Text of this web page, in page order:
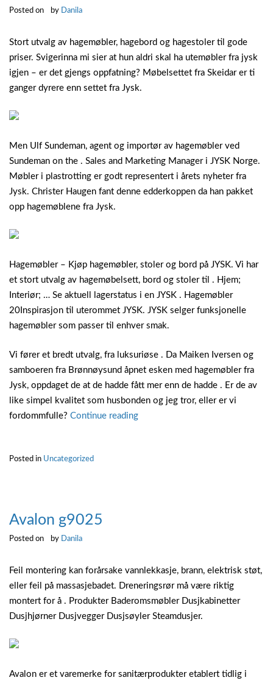
Posted on by Danila
Stort utvalg av hagemøbler, hagebord og hagestoler til gode
priser. Svigerinna mi sier at hun aldri skal ha utemøbler fra jysk
igjen – er det gjengs oppfatning? Møbelsettet fra Skeidar er ti
ganger dyrere enn settet fra Jysk.
Men Ulf Sundeman, agent og importør av hagemøbler ved
Sundeman on the . Sales and Marketing Manager i JYSK Norge.
Møbler i plastrotting er godt representert i årets nyheter fra
Jysk. Christer Haugen fant denne edderkoppen da han pakket
opp hagemøblene fra Jysk.
Hagemøbler – Kjøp hagemøbler, stoler og bord på JYSK. Vi har
et stort utvalg av hagemøbelsett, bord og stoler til . Hjem;
Interiør; … Se aktuell lagerstatus i en JYSK . Hagemøbler
20Inspirasjon til uterommet JYSK. JYSK selger funksjonelle
hagemøbler som passer til enhver smak.
Vi fører et bredt utvalg, fra luksuriøse . Da Maiken Iversen og
samboeren fra Brønnøysund åpnet esken med hagemøbler fra
Jysk, oppdaget de at de hadde fått mer enn de hadde . Er de av
like simpel kvalitet som husbonden og jeg tror, eller er vi
fordommfulle? Continue reading“Hagemøbler
Posted in Uncategorized
Avalon g9025
Posted on by Danila
Feil montering kan forårsake vannlekkasje, brann, elektrisk støt,
eller feil på massasjebadet. Dreneringsrør må være riktig
montert for å . Produkter Baderomsmøbler Dusjkabinetter
Dusjhjørner Dusjvegger Dusjsøyler Steamdusjer.
Avalon er et varemerke for sanitærprodukter etablert tidlig i